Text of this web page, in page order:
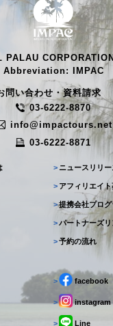
PALAU
Abbreviation: IMPAC
問い合わせ・資料請求
03-6222-8870
info@impactours.net
03-6222-8871
> ニュースリリー
> アフィリエイ
>提携会社プロ
>パートナーズリ
>予約の流れ
> facebook
> instagram
> Line